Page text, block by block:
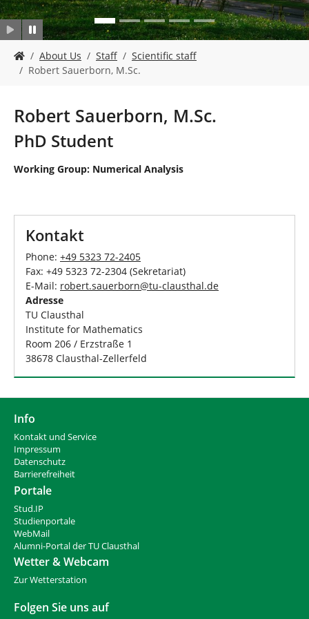
o
e
h
e
r
e
About Us Staff
Scientific staff
Robert Sauerborn, M.Sc.
Robert Sauerborn, M.Sc.
PhD Student
Working Group: Numerical Analysis
Kontakt
Phone: +49 5323 72-2405
Fax: +49 5323 72-2304 (Sekretariat)
E-Mail: robert.sauerborn@tu-clausthal.de
Adresse
TU Clausthal
Institute for Mathematics
Room 206 / Erzstraße 1
38678 Clausthal-Zellerfeld
Info
Kontakt und Service
Impressum
Datenschutz
Barrierefreiheit
Portale
Stud.IP
Studienportale
WebMail
Alumni-Portal der TU Clausthal
Wetter & Webcam
Zur Wetterstation
Folgen Sie uns auf